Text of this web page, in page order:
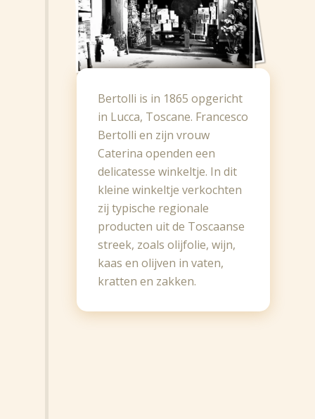
Bertolli is in 1865 opgericht
in Lucca, Toscane. Francesco
Bertolli en zijn vrouw
Caterina openden een
delicatesse winkeltje. In dit
kleine winkeltje verkochten
zij typische regionale
producten uit de Toscaanse
streek, zoals olijfolie, wijn,
kaas en olijven in vaten,
kratten en zakken.